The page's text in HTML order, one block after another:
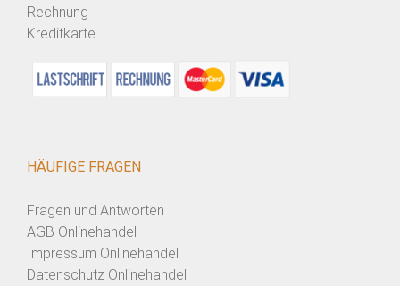
Rechnung
Kreditkarte
HÄUFIGE FRAGEN
Fragen und Antworten
AGB Onlinehandel
Impressum Onlinehandel
Datenschutz Onlinehandel